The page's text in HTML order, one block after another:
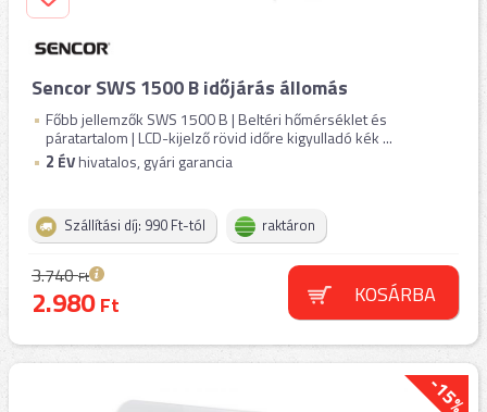
Sencor SWS 1500 B időjárás állomás
Főbb jellemzők SWS 1500 B | Beltéri hőmérséklet és
páratartalom | LCD-kijelző rövid időre kigyulladó kék ...
2 ÉVhivatalos, gyári garancia
Szállítási díj: 990 Ft-tól raktáron
3.740Ft
2.980Ft KOSÁRBA
-15%